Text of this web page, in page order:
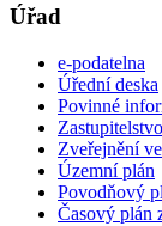
Úřad
e-podatelna
Úřední deska
Povinné
Zveřejnění
Územní plán
Povodňový
Časový plán